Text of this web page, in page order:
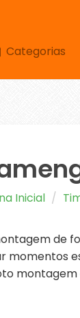
Categorias
Inicial
de
momentos
montagem